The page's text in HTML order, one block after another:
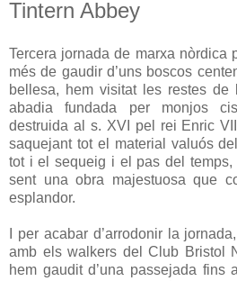
Tintern Abbey
Tercera jornada de marxa nòrdica
més de gaudir d’uns boscos
bellesa, hem visitat les restes de
abadia fundada per monjos
destruida al s. XVI pel rei Enric
saquejant tot el material valuós
tot i el sequeig i el pas del temps,
sent una obra majestuosa que
esplandor.
I per acabar d’arrodonir la
amb els walkers del Club Bristol
hem gaudit d’una passejada fins